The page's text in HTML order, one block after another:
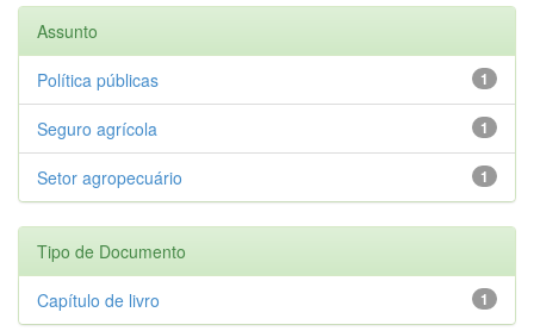
Assunto
1
Política públicas
1
Seguro agrícola
1
Setor agropecuário
Tipo de Documento
1
Capítulo de livro